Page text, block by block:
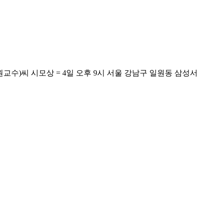
수)씨 시모상 = 4일 오후 9시 서울 강남구 일원동 삼성서